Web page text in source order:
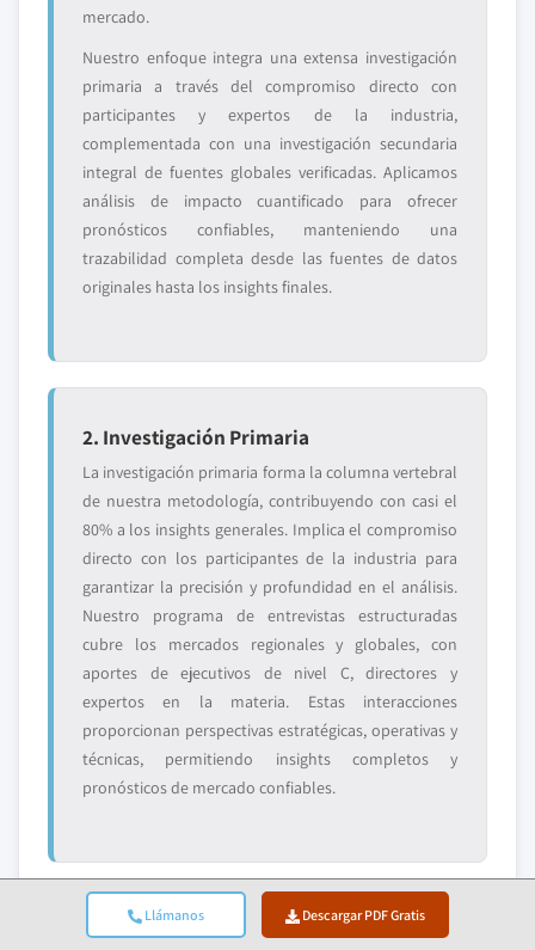
Llámanos Descargar PDF Gratis
mercado.
Nuestro enfoque integra una extensa investigación
primaria a través del compromiso directo con
participantes y expertos de la industria,
complementada con una investigación secundaria
integral de fuentes globales verificadas. Aplicamos
análisis de impacto cuantificado para ofrecer
pronósticos confiables, manteniendo una
trazabilidad completa desde las fuentes de datos
originales hasta los insights finales.
2. Investigación Primaria
La investigación primaria forma la columna vertebral
de nuestra metodología, contribuyendo con casi el
80% a los insights generales. Implica el compromiso
directo con los participantes de la industria para
garantizar la precisión y profundidad en el análisis.
Nuestro programa de entrevistas estructuradas
cubre los mercados regionales y globales, con
aportes de ejecutivos de nivel C, directores y
expertos en la materia. Estas interacciones
proporcionan perspectivas estratégicas, operativas y
técnicas, permitiendo insights completos y
pronósticos de mercado confiables.
3. Minería De Datos Y Análisis De